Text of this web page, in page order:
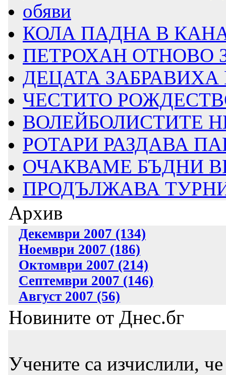
обяви
КОЛА ПАДНА В
ПЕТРОХАН ОТНОВО
ДЕЦАТА ЗАБРАВИХА
ЧЕСТИТО
ВОЛЕЙБОЛИСТИТЕ
РОТАРИ РАЗДАВА
ОЧАКВАМЕ БЪДНИ
ПРОДЪЛЖАВА
Архив
Декември 2007 (134)
Ноември 2007 (186)
Октомври 2007 (214)
Септември 2007 (146)
Август 2007 (56)
Новините от Днес.бг
Учените са изчислили,